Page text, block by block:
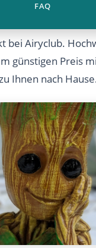
FAQ
Aushohlen
bei Airyclub.
günstigen Preis
Ihnen nach